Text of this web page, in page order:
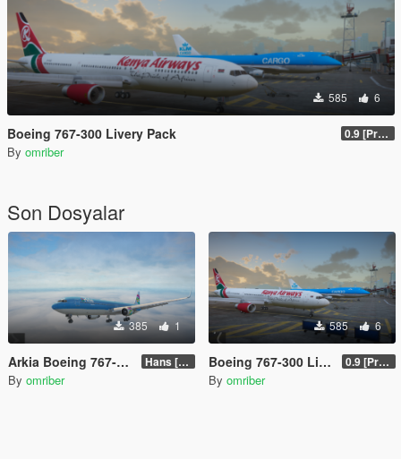
585 6
Boeing 767-300 Livery Pack 0.9 [Pre-Release]
By omriber
Son Dosyalar
385 1
Arkia Boeing 767-300 Hans [Updated]
By omriber
585 6
Boeing 767-300 Livery Pack 0.9 [Pre-Release]
By omriber